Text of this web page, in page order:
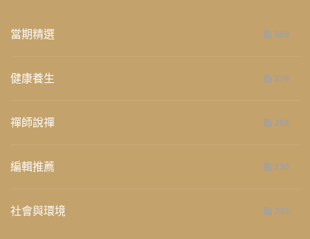
當期精選 658
健康養生 276
禪師說禪 268
編輯推薦 236
社會與環境 235